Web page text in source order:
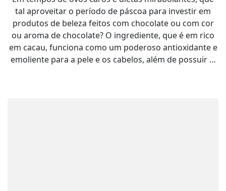
tal aproveitar o período de páscoa para investir em
produtos de beleza feitos com chocolate ou com cor
ou aroma de chocolate? O ingrediente, que é em rico
em cacau, funciona como um poderoso antioxidante e
emoliente para a pele e os cabelos, além de possuir …